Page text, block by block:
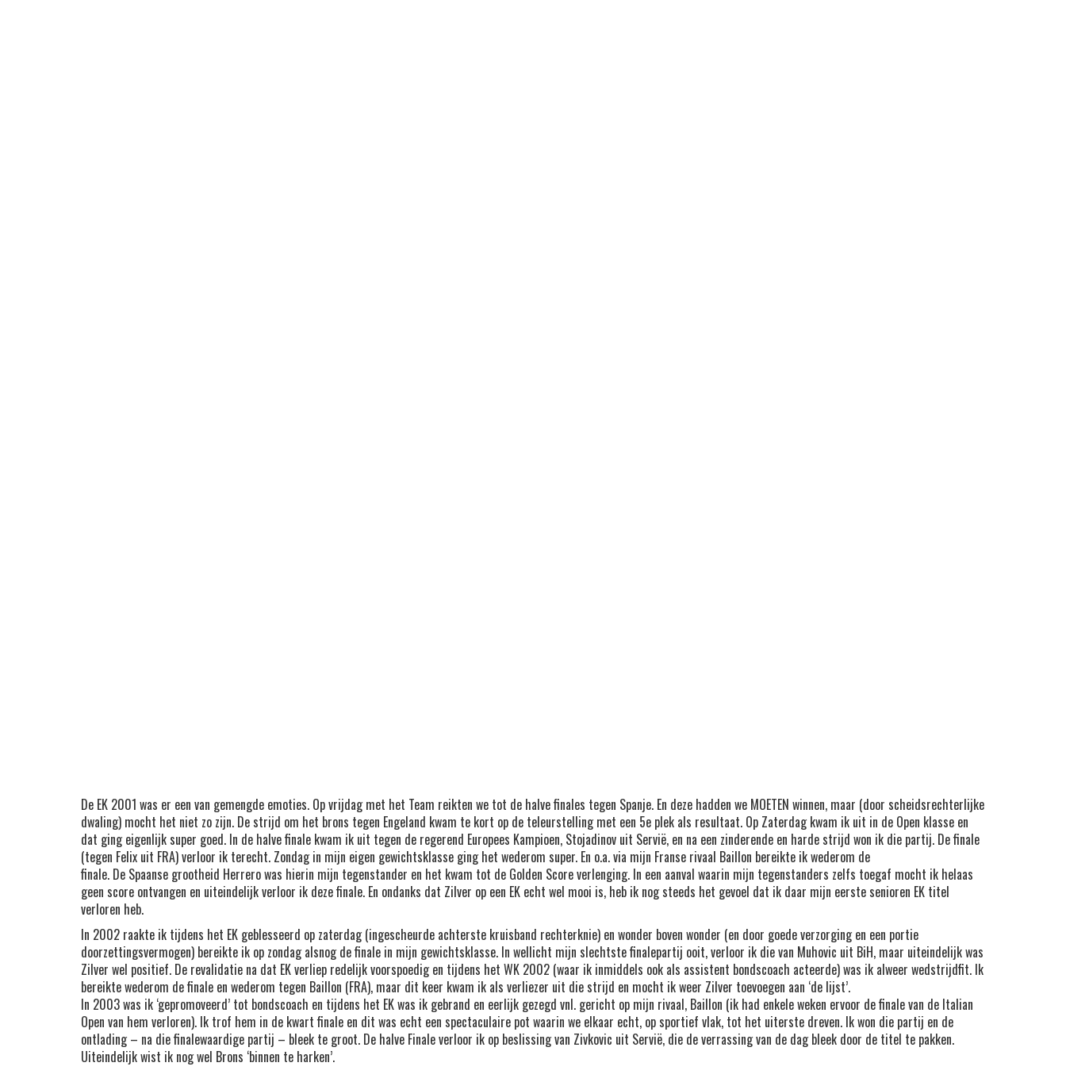
De EK 2001 was er een van gemengde emoties. Op vrijdag met het Team reikten we tot de halve finales tegen Spanje. En deze hadden we MOETEN winnen, maar (door scheidsrechterlijke
dwaling) mocht het niet zo zijn. De strijd om het brons tegen Engeland kwam te kort op de teleurstelling met een 5e plek als resultaat. Op Zaterdag kwam ik uit in de Open klasse en
dat ging eigenlijk super goed. In de halve finale kwam ik uit tegen de regerend Europees Kampioen, Stojadinov uit Servië, en na een zinderende en harde strijd won ik die partij. De finale
(tegen Felix uit FRA) verloor ik terecht. Zondag in mijn eigen gewichtsklasse ging het wederom super. En o.a. via mijn Franse rivaal Baillon bereikte ik wederom de
finale. De Spaanse grootheid Herrero was hierin mijn tegenstander en het kwam tot de Golden Score verlenging. In een aanval waarin mijn tegenstanders zelfs toegaf mocht ik helaas
geen score ontvangen en uiteindelijk verloor ik deze finale. En ondanks dat Zilver op een EK echt wel mooi is, heb ik nog steeds het gevoel dat ik daar mijn eerste senioren EK titel
verloren heb.
In 2002 raakte ik tijdens het EK geblesseerd op zaterdag (ingescheurde achterste kruisband rechterknie) en wonder boven wonder (en door goede verzorging en een portie
doorzettingsvermogen) bereikte ik op zondag alsnog de finale in mijn gewichtsklasse. In wellicht mijn slechtste finalepartij ooit, verloor ik die van Muhovic uit BiH, maar uiteindelijk was
Zilver wel positief. De revalidatie na dat EK verliep redelijk voorspoedig en tijdens het WK 2002 (waar ik inmiddels ook als assistent bondscoach acteerde) was ik alweer wedstrijdfit. Ik
bereikte wederom de finale en wederom tegen Baillon (FRA), maar dit keer kwam ik als verliezer uit die strijd en mocht ik weer Zilver toevoegen aan ‘de lijst’.
In 2003 was ik ‘gepromoveerd’ tot bondscoach en tijdens het EK was ik gebrand en eerlijk gezegd vnl. gericht op mijn rivaal, Baillon (ik had enkele weken ervoor de finale van de Italian
Open van hem verloren). Ik trof hem in de kwart finale en dit was echt een spectaculaire pot waarin we elkaar echt, op sportief vlak, tot het uiterste dreven. Ik won die partij en de
ontlading – na die finalewaardige partij – bleek te groot. De halve Finale verloor ik op beslissing van Zivkovic uit Servië, die de verrassing van de dag bleek door de titel te pakken.
Uiteindelijk wist ik nog wel Brons ‘binnen te harken’.